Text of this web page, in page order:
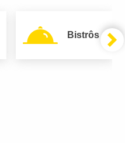
Bistrôs